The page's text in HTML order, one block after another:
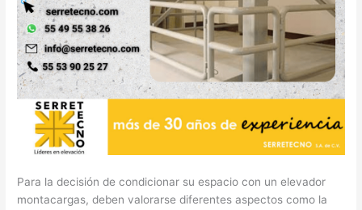
Para la decisión de condicionar su espacio con un elevador
montacargas, deben valorarse diferentes aspectos como la